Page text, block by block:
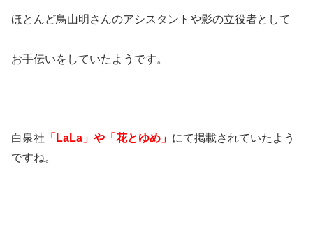
ほとんど鳥山明さんのアシスタントや影の立役者として
お手伝いをしていたようです。
白泉社 「LaLa」や「花とゆめ」 にて掲載されていたよう
ですね。